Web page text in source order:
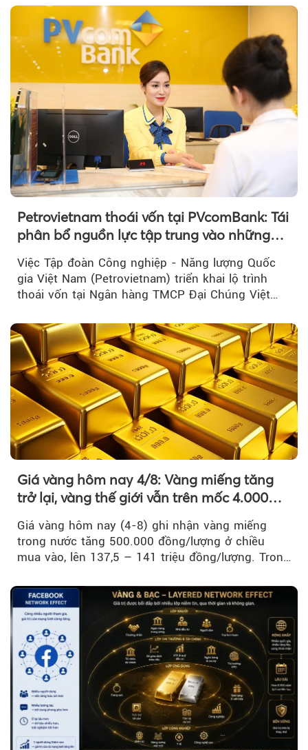
thương hiệu.
Petrovietnam thoái vốn tại PVcomBank: Tái
phân bổ nguồn lực tập trung vào những
Việc Tập đoàn Công nghiệp - Năng lượng Quốc
gia Việt Nam (Petrovietnam) triển khai lộ trình
thoái vốn tại Ngân hàng TMCP Đại Chúng Việt
Giá vàng hôm nay 4/8: Vàng miếng tăng
trở lại, vàng thế giới vẫn trên mốc 4.000
Giá vàng hôm nay (4-8) ghi nhận vàng miếng
trong nước tăng 500.000 đồng/lượng ở chiều
mua vào, lên 137,5 – 141 triệu đồng/lượng. Trong
trì trên ngưỡng 4.000 USD/ounce.